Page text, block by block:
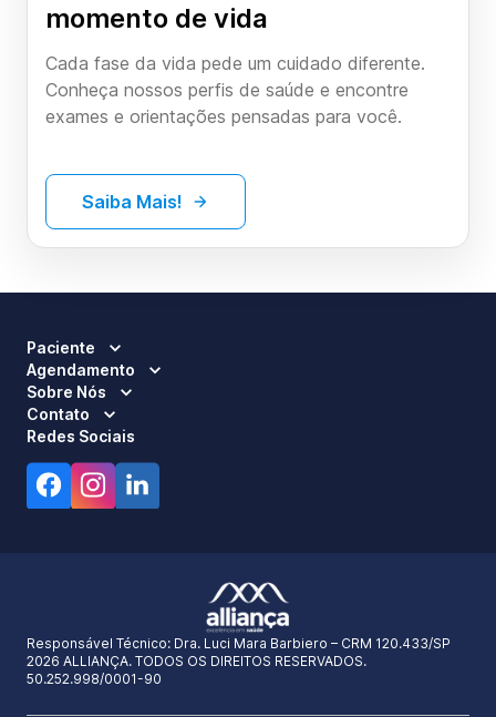
momento de vida
Cada fase da vida pede um cuidado diferente.
Conheça nossos perfis de saúde e encontre
exames e orientações pensadas para você.
Saiba Mais!
Paciente
Agendamento
Sobre Nós
Contato
Redes Sociais
Responsável Técnico: Dra. Luci Mara Barbiero – CRM 120.433/SP
2026 ALLIANÇA. TODOS OS DIREITOS RESERVADOS.
50.252.998/0001-90